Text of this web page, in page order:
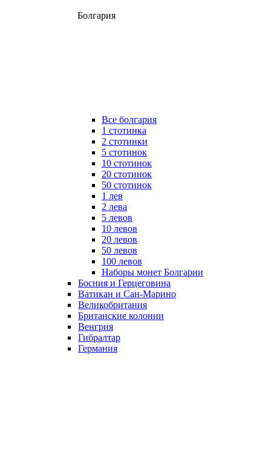
Болгария
Все болгария
1 стотинка
2 стотинки
5 стотинок
10 стотинок
20 стотинок
50 стотинок
1 лев
2 лева
5 левов
10 левов
20 левов
50 левов
100 левов
Наборы монет Болгарии
Босния и Герцеговина
Ватикан и Сан-Марино
Великобритания
Британские колонии
Венгрия
Гибралтар
Германия